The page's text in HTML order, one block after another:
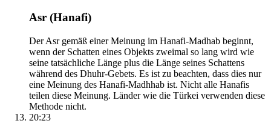
Asr (Hanafi)
Der Asr gemäß einer Meinung im Hanafi-Madhab beginnt,
wenn der Schatten eines Objekts zweimal so lang wird wie
seine tatsächliche Länge plus die Länge seines Schattens
während des Dhuhr-Gebets. Es ist zu beachten, dass dies nur
eine Meinung des Hanafi-Madhhab ist. Nicht alle Hanafis
teilen diese Meinung. Länder wie die Türkei verwenden diese
Methode nicht.
20:23